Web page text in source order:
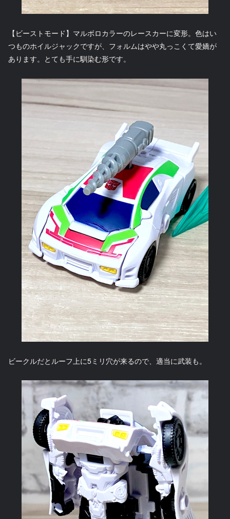
【ビーストモード】マルボロカラーのレースカーに変形。色はい
つものホイルジャックですが、フォルムはやや丸っこくて愛嬌が
あります。とても手に馴染む形です。
ビークルだとルーフ上に5ミリ穴が来るので、適当に武装も。